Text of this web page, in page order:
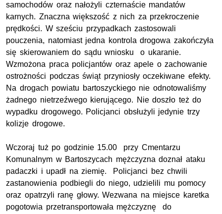
samochodów oraz nałożyli czternaście mandatów
karnych. Znaczna większość z nich za przekroczenie
prędkości. W sześciu przypadkach zastosowali
pouczenia, natomiast jedna kontrola drogowa zakończyła
się skierowaniem do sądu wniosku o ukaranie.
Wzmożona praca policjantów oraz apele o zachowanie
ostrożności podczas świąt przyniosły oczekiwane efekty.
Na drogach powiatu bartoszyckiego nie odnotowaliśmy
żadnego nietrzeźwego kierującego. Nie doszło też do
wypadku drogowego. Policjanci obsłużyli jedynie trzy
kolizje drogowe.
Wczoraj tuż po godzinie 15.00 przy Cmentarzu
Komunalnym w Bartoszycach mężczyzna doznał ataku
padaczki i upadł na ziemię. Policjanci bez chwili
zastanowienia podbiegli do niego, udzielili mu pomocy
oraz opatrzyli ranę głowy. Wezwana na miejsce karetka
pogotowia przetransportowała mężczyznę do